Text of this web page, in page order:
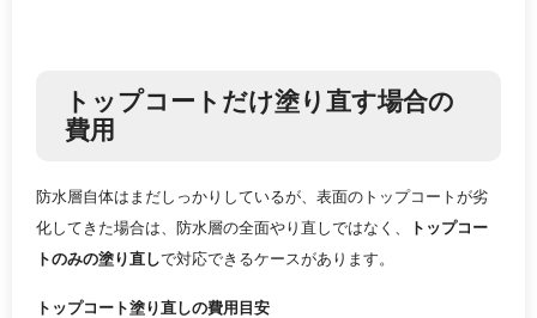
トップコートだけ塗り直す場合の
費用
防水層自体はまだしっかりしているが、表面のトップコートが劣
化してきた場合は、防水層の全面やり直しではなく、
トップコー
トのみの塗り直しで対応できるケースがあります。
トップコート塗り直しの費用目安